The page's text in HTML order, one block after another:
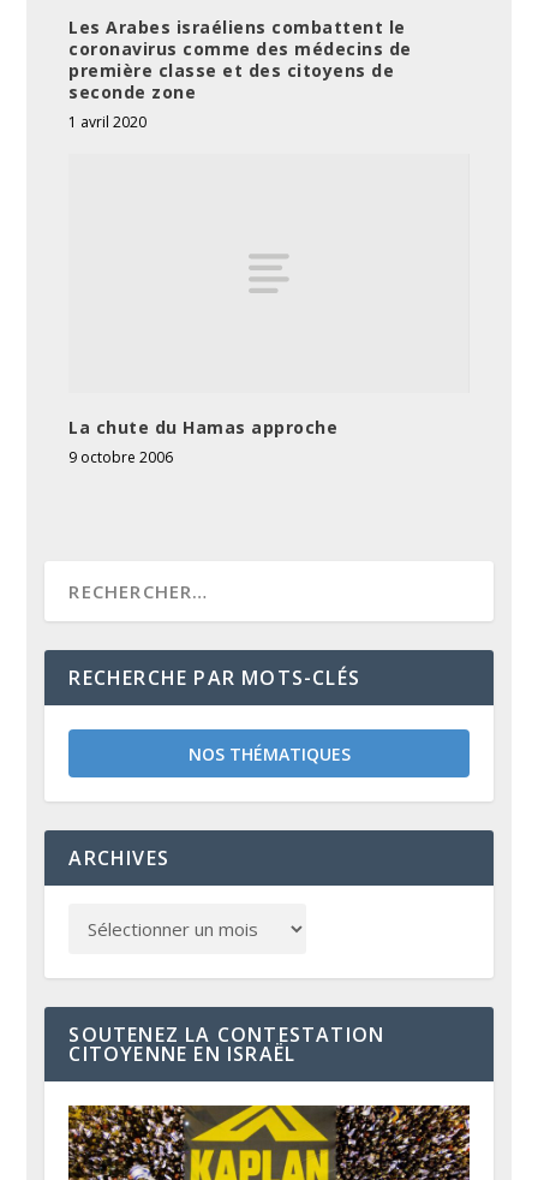
Les Arabes israéliens combattent le
coronavirus comme des médecins de
première classe et des citoyens de
seconde zone
1 avril 2020
La chute du Hamas approche
9 octobre 2006
RECHERCHE PAR MOTS-CLÉS
NOS THÉMATIQUES
ARCHIVES
SOUTENEZ LA CONTESTATION
CITOYENNE EN ISRAËL